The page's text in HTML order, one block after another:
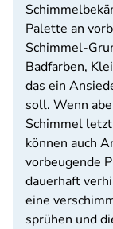
Palette an
Schimmel-
Badfarben,
das ein
soll. Wenn
Schimmel
können auch
vorbeugende
dauerhaft
eine
sprühen und